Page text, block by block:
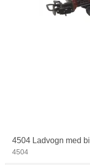
4504 Ladvogn med bil
4504